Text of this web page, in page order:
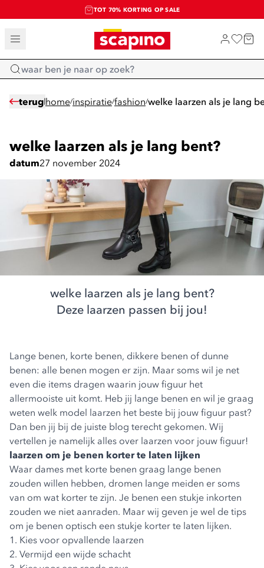
TOT 70% KORTING OP SALE
SHOP NIEUW
Home
terug home/inspiratie/fashion/welke laarzen als je lang
welke laarzen als je lang bent?
datum27 november 2024
welke laarzen als je lang bent?
Deze laarzen passen bij jou!
Lange benen, korte benen, dikkere benen of dunne
benen: alle benen mogen er zijn. Maar soms wil je net
even die items dragen waarin jouw figuur het
allermooiste uit komt. Heb jij lange benen en wil je graag
weten welk model laarzen het beste bij jouw figuur past?
Dan ben jij bij de juiste blog terecht gekomen. Wij
vertellen je namelijk alles over laarzen voor jouw figuur!
laarzen om je benen korter te laten lijken
Waar dames met korte benen graag lange benen
zouden willen hebben, dromen lange meiden er soms
van om wat korter te zijn. Je benen een stukje inkorten
zouden we niet aanraden. Maar wij geven je wel de tips
om je benen optisch een stukje korter te laten lijken.
1. Kies voor opvallende laarzen
2. Vermijd een wijde schacht